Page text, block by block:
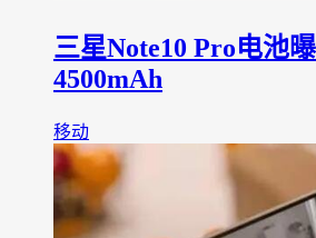
三星Note10 Pro电池
4500mAh
移动